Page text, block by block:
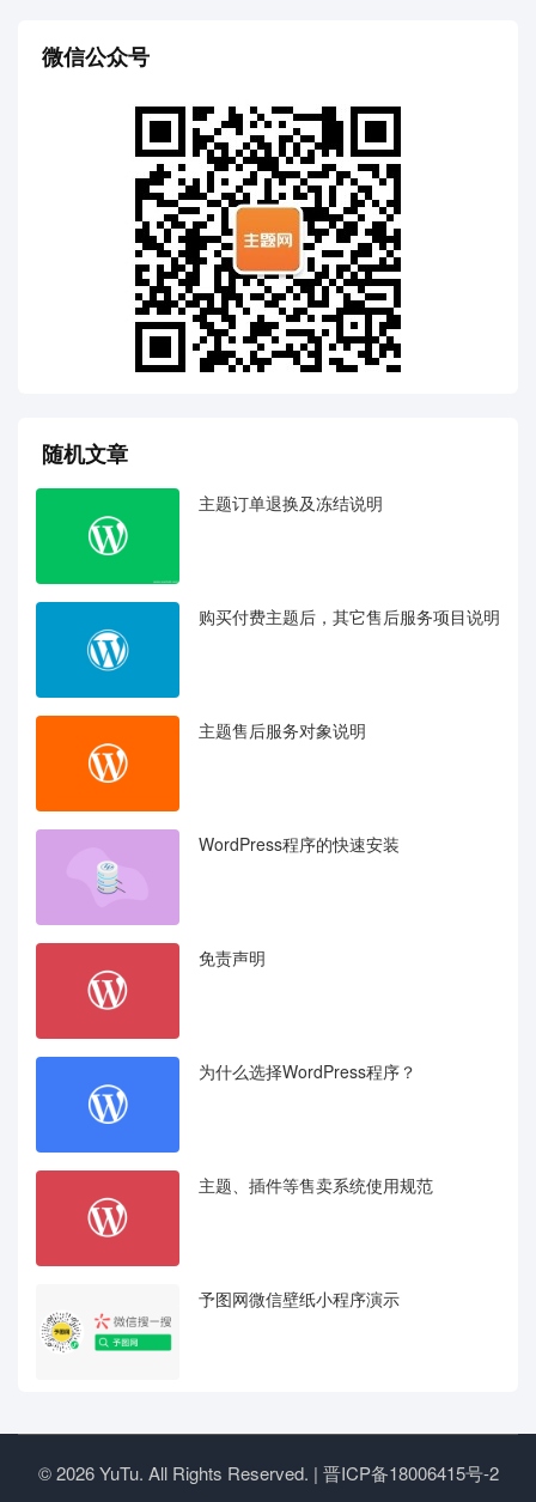
微信公众号
随机文章
主题订单退换及冻结说明
购买付费主题后，其它售后服务项目说明
主题售后服务对象说明
WordPress程序的快速安装
免责声明
为什么选择WordPress程序？
主题、插件等售卖系统使用规范
予图网微信壁纸小程序演示
© 2026 YuTu. All Rights Reserved. | 晋ICP备18006415号-2